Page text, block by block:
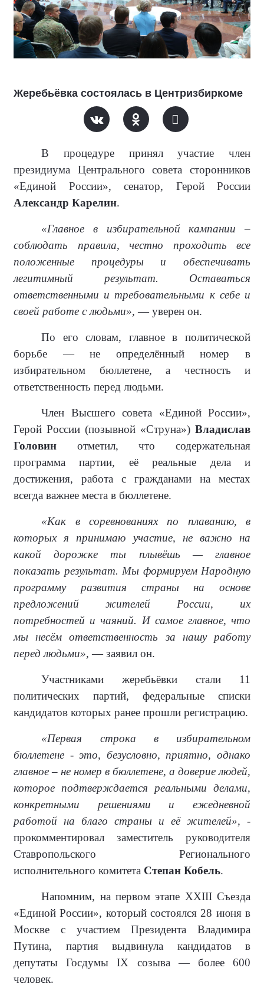
Жеребьёвка состоялась в Центризбиркоме
В процедуре принял участие член
президиума Центрального совета сторонников
«Единой России», сенатор, Герой России
Александр Карелин.
«Главное в избирательной кампании –
соблюдать правила, честно проходить все
положенные процедуры и обеспечивать
легитимный результат. Оставаться
ответственными и требовательными к себе и
своей работе с людьми», — уверен он.
По его словам, главное в политической
борьбе — не определённый номер в
избирательном бюллетене, а честность и
ответственность перед людьми.
Член Высшего совета «Единой России»,
Герой России (позывной «Струна») Владислав
Головин отметил, что содержательная
программа партии, её реальные дела и
достижения, работа с гражданами на местах
всегда важнее места в бюллетене.
«Как в соревнованиях по плаванию, в
которых я принимаю участие, не важно на
какой дорожке ты плывёшь — главное
показать результат. Мы формируем Народную
программу развития страны на основе
предложений жителей России, их
потребностей и чаяний. И самое главное, что
мы несём ответственность за нашу работу
перед людьми», — заявил он.
Участниками жеребьёвки стали 11
политических партий, федеральные списки
кандидатов которых ранее прошли регистрацию.
«Первая строка в избирательном
бюллетене - это, безусловно, приятно, однако
главное – не номер в бюллетене, а доверие людей,
которое подтверждается реальными делами,
конкретными решениями и ежедневной
работой на благо страны и её жителей», -
прокомментировал заместитель руководителя
Ставропольского Регионального
исполнительного комитета Степан Кобель.
Напомним, на первом этапе XXIII Съезда
«Единой России», который состоялся 28 июня в
Москве с участием Президента Владимира
Путина, партия выдвинула кандидатов в
депутаты Госдумы IX созыва — более 600
человек.